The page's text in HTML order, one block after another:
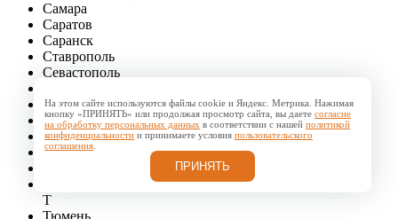
Самара
Саратов
Саранск
Ставрополь
Севастополь
Сургут
Симферополь
Смоленск
Стерлитамак
Т
На этом сайте используются файлы cookie и Яндекс. Метрика. Нажимая
кнопку «ПРИНЯТЬ» или продолжая просмотр сайта, вы даете согласие
на обработку персональных данных в соответствии с нашей политикой
конфиденциальности и принимаете условия пользовательского
соглашения
ПРИНЯТЬ